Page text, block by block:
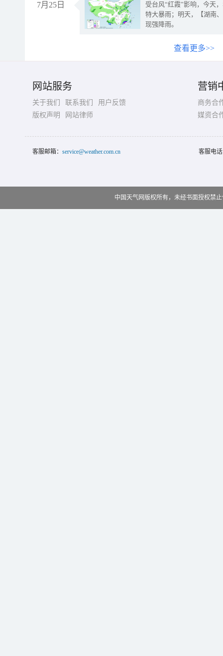
7月25日
受台风“红霞”影响，今天
特大暴雨；明天，【湖南
现强降雨。
查看更多>>
网站服务
关于我们 联系我们
用户反馈
版权声明
网站律师
营销
商务合
媒资合
客服邮箱： service@weather.com.cn 客服电
中国天气网版权所有，未经书面授权